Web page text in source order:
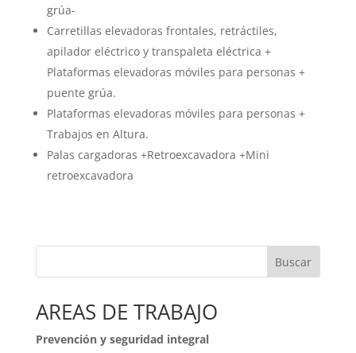
grúa-
Carretillas elevadoras frontales, retráctiles,
apilador eléctrico y transpaleta eléctrica +
Plataformas elevadoras móviles para personas +
puente grúa.
Plataformas elevadoras móviles para personas +
Trabajos en Altura.
Palas cargadoras +Retroexcavadora +Mini
retroexcavadora
Buscar
AREAS DE TRABAJO
Prevención y seguridad integral